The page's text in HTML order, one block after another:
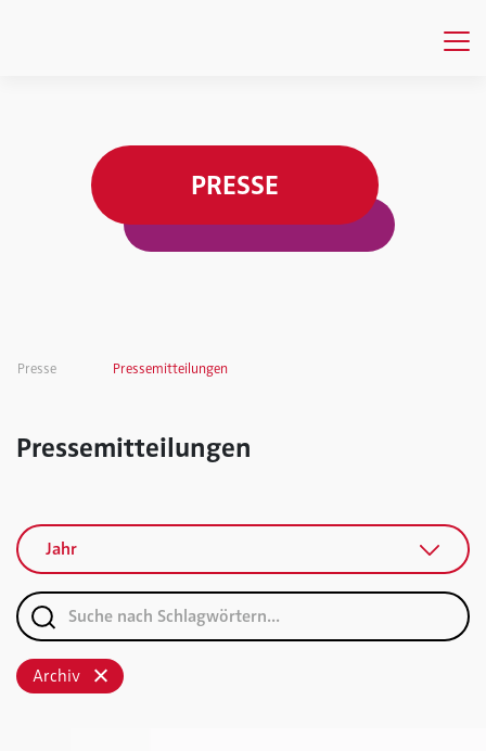
PRESSE
Presse Pressemitteilungen
Pressemitteilungen
Jahr
Archiv